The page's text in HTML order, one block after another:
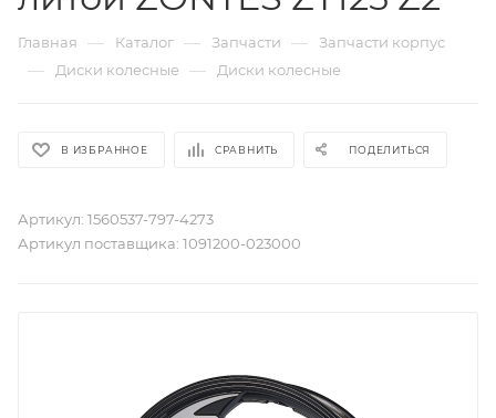
Главная — Каталог — Запчасти — Запчасти корпус
— Диски колесные — Диски колесные
В ИЗБРАННОЕ СРАВНИТЬ ПОДЕЛИТЬСЯ
Артикул: 1560537-797-4273
Артикул поставщика: 1091200-023000